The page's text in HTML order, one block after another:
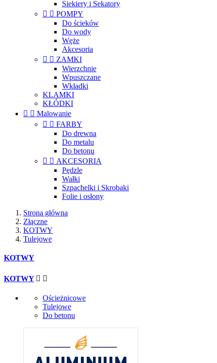
Siekiery i Sekatory
  POMPY
Do ścieków
Do wody
Węże
Akcesoria
  ZAMKI
Wierzchnie
Wpuszczane
Wkładki
KLAMKI
KŁÓDKI
  Malowanie
  FARBY
Do drewna
Do metalu
Do betonu
  AKCESORIA
Pędzle
Wałki
Szpachelki i Skrobaki
Folie i osłony
Strona główna
Złączne
KOTWY
Tulejowe
KOTWY
KOTWY  
Ościeżnicowe
Tulejowe
Do betonu